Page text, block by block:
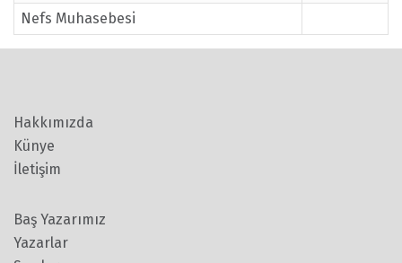
Nefs Muhasebesi
Hakkımızda
Künye
İletişim
Baş Yazarımız
Yazarlar